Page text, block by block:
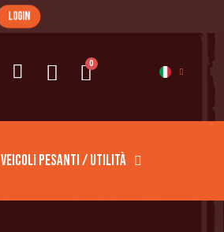
login
Veicoli pesanti / Utilità